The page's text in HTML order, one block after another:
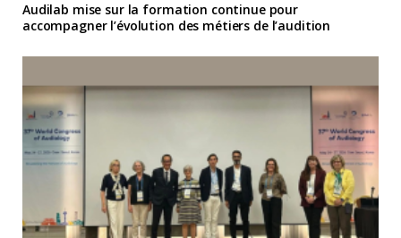
Audilab mise sur la formation continue pour
accompagner l’évolution des métiers de l’audition